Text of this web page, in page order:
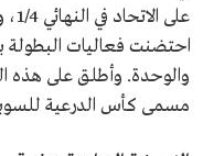
احتضنت فعاليات البطولة
والوحدة. وأطلق على
مسمى كأس الدرعية